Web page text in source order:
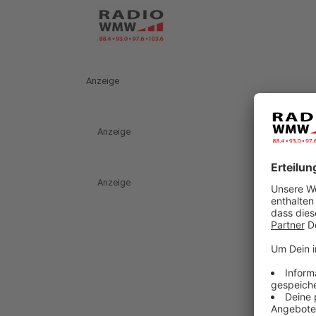
Anzeige
Anzeige
Anzeige